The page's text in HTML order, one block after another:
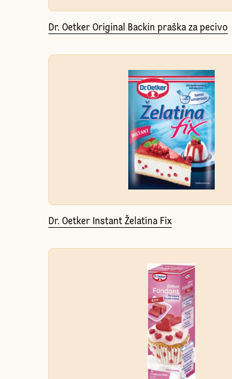
Dr. Oetker Original Backin praška za pecivo
Dr. Oetker Instant Želatina Fix